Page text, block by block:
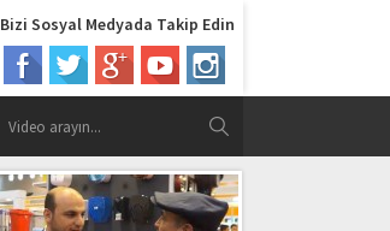
Bizi Sosyal Medyada Takip Edin